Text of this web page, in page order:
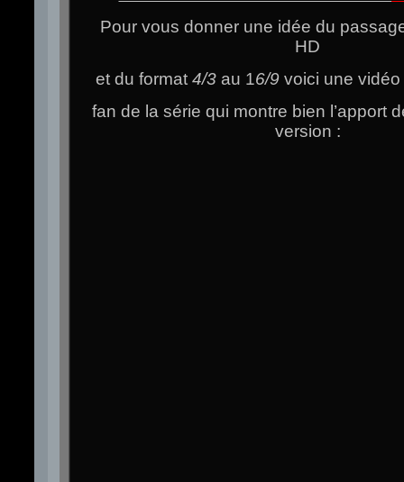
Pour vous donner une idée du
HD
et du format 4/3au 16/9voici une vidéo
fan de la série qui montre bien l’apport
version :